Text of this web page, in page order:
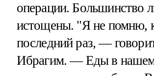
операции. Большинство
истощены. "Я не помню,
последний раз, —
Ибрагим. — Еды в нашем